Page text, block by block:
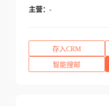
主营： -
存入CRM
智能搜邮